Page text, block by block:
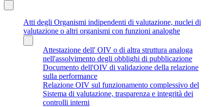
Atti degli Organismi indipendenti di valutazione, nuclei di
valutazione o altri organismi con funzioni analoghe
Attestazione dell' OIV o di altra struttura analoga
nell'assolvimento degli obblighi di pubblicazione
Documento dell'OIV di validazione della relazione
sulla performance
Relazione OIV sul funzionamento complessivo del
Sistema di valutazione, trasparenza e integrità dei
controlli interni